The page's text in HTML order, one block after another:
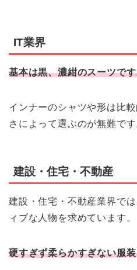
IT業界
基本は黒、濃紺のスーツで
インナーのシャツや形は比
さによって選ぶのが無難です
建設・住宅・不動産
建設・住宅・不動産業界で
ィブな人物を求めています。
硬すぎず柔らかすぎない服